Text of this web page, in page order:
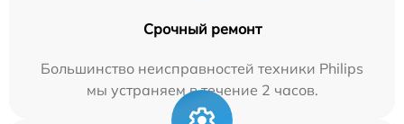
Срочный ремонт
Большинство неисправностей техники Philips
мы устраняем в течение 2 часов.